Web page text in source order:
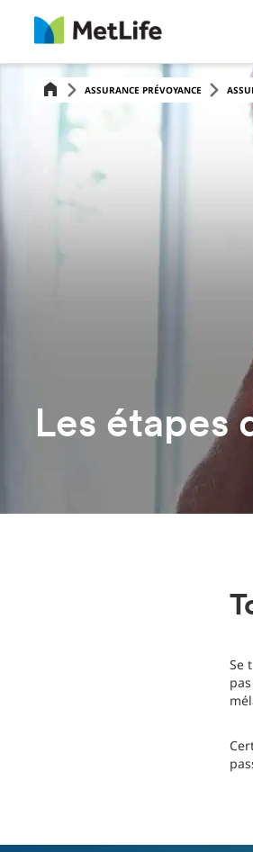
ASSURANCE PRÉVOYANCE
Les étapes
Se